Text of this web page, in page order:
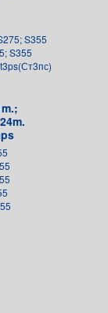
S355
S355